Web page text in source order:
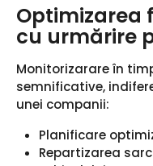
Optimizarea
cu urmărire
Monitorizarare în
semnificative,
unei companii:
Planificare
Repartizarea